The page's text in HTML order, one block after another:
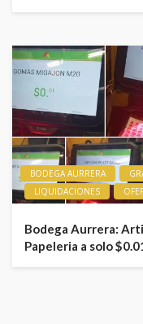
BODEGA AURRERA
LIQUIDACIONES
Bodega Aurrera:
Papeleria a solo